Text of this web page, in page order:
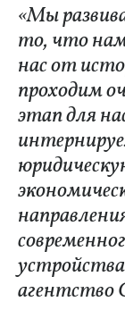
«Мы
то, что нам
нас от
проходим
этап для
агентство